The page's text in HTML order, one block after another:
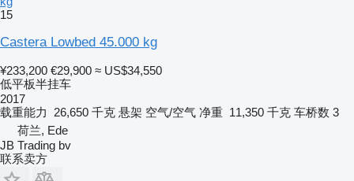
15
Castera Lowbed 45.000 kg
¥233,200 €29,900 ≈ US$34,550
低平板半挂车
2017
载重能力
26,650 千克 悬架 空气/空气 净重 11,350 千克 车桥数 3
荷兰, Ede
JB Trading bv
联系卖方